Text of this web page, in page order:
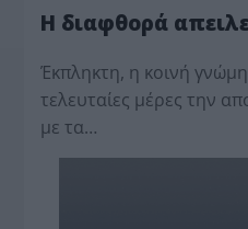
Η διαφθορά
Έκπληκτη, η κοινή
τελευταίες μέρες την
με τα…